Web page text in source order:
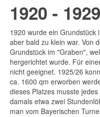
1920 - 1929
1920 wurde ein Grundstück
aber bald zu klein war. Von
Grundstück im "Graben",
hergerichtet wurde. Für
nicht geeignet. 1925/26
ca. 1600 qm erworben
dieses Platzes musste
damals etwa zwei
man vom Bayerischen